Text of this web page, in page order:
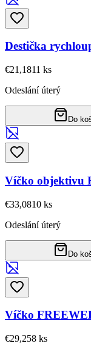
Destička
€21,1811 ks
Odeslání úterý
Do
Víčko objektivu
€33,0810 ks
Odeslání úterý
Do
Víčko
€29,258 ks